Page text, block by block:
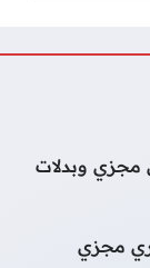
مجزي وبدلات
مجزي